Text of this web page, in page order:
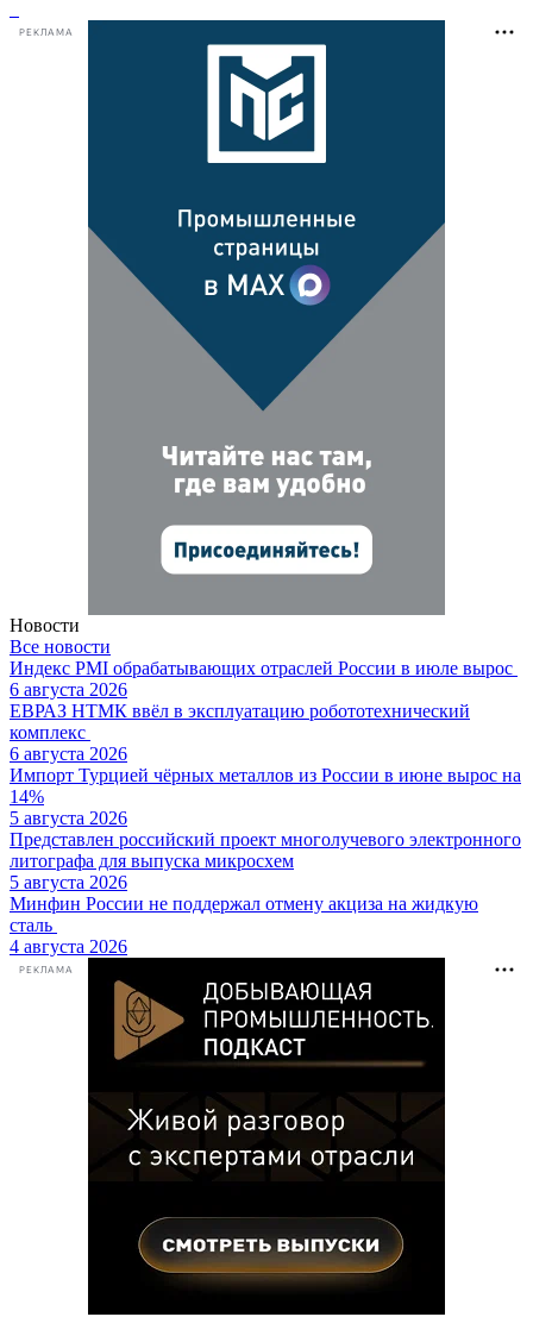
РЕКЛАМА
Новости
Все новости
Индекс PMI обрабатывающих отраслей России в июле вырос
6 августа 2026
ЕВРАЗ НТМК ввёл в эксплуатацию робототехнический
комплекс
6 августа 2026
Импорт Турцией чёрных металлов из России в июне вырос на
14%
5 августа 2026
Представлен российский проект многолучевого электронного
литографа для выпуска микросхем
5 августа 2026
Минфин России не поддержал отмену акциза на жидкую
сталь
4 августа 2026
РЕКЛАМА